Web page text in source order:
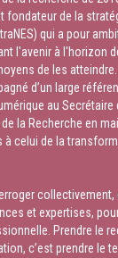
fondateur de la
qui a pour
l'avenir à l'horizon
de les
d’un large
au Secrétaire
la Recherche en mai
à celui de la
et expertises,
Prendre le
c’est prendre le